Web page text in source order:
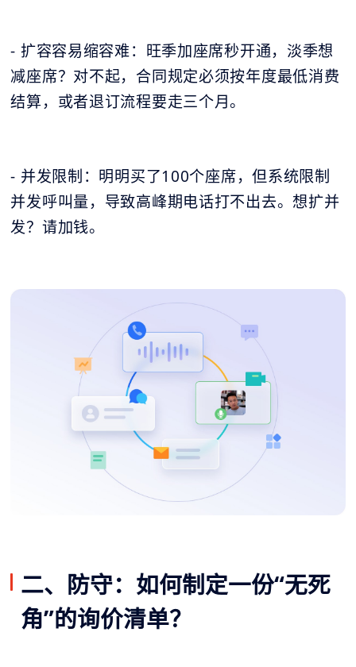
- 扩容容易缩容难：旺季加座席秒开通，淡季想
减座席？对不起，合同规定必须按年度最低消费
结算，或者退订流程要走三个月。
- 并发限制：明明买了100个座席，但系统限制
并发呼叫量，导致高峰期电话打不出去。想扩并
发？请加钱。
二、防守：如何制定一份“无死
角”的询价清单？